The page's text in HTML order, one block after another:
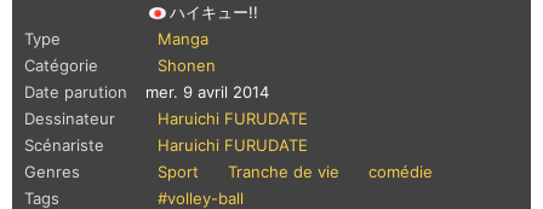
ハイキュー!!
Type
Manga
Catégorie
Shonen
Date parution
mer. 9 avril 2014
Dessinateur
Haruichi FURUDATE
Scénariste
Haruichi FURUDATE
Genres
Sport Tranche de vie
comédie
Tags
#volley-ball